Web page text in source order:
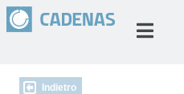
Indietro